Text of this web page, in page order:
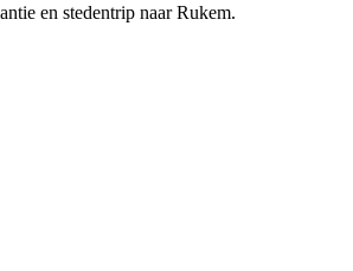
en stedentrip naar Rukem.